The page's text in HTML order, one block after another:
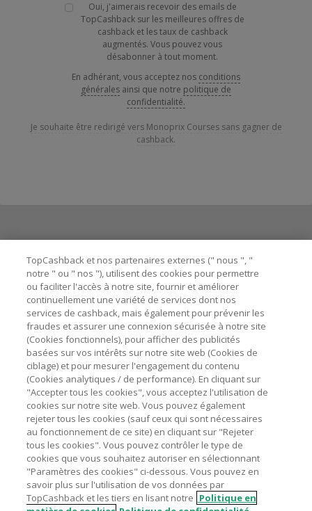
Oui, j'aimerais recevoir des emails de
TopCashback sur les meilleures offres de
cashback et les taux de cashback
augmentés. Vous pouvez vous
désabonner à tout moment.
En adhérant, vous acceptez nos conditions
générales ainsi que notre politique de
confidentialité.
Je souhaite être redirigé vers Monoprix Courses sans gagner de
cashback.
Besoin d'aide ?
Astuces pour économiser
A propos de
Contactez-nous
Mentions légales
Nos sites UK US CN JP DE AU
TopCashback et nos partenaires externes (" nous ", "
notre " ou " nos "), utilisent des cookies pour permettre
ou faciliter l'accès à notre site, fournir et améliorer
continuellement une variété de services dont nos
services de cashback, mais également pour prévenir les
fraudes et assurer une connexion sécurisée à notre site
(Cookies fonctionnels), pour afficher des publicités
basées sur vos intérêts sur notre site web (Cookies de
ciblage) et pour mesurer l'engagement du contenu
(Cookies analytiques / de performance). En cliquant sur
"Accepter tous les cookies", vous acceptez l'utilisation de
cookies sur notre site web. Vous pouvez également
rejeter tous les cookies (sauf ceux qui sont nécessaires
au fonctionnement de ce site) en cliquant sur "Rejeter
tous les cookies". Vous pouvez contrôler le type de
cookies que vous souhaitez autoriser en sélectionnant
"Paramètres des cookies" ci-dessous. Vous pouvez en
savoir plus sur l'utilisation de vos données par
TopCashback et les tiers en lisant notre Politique en